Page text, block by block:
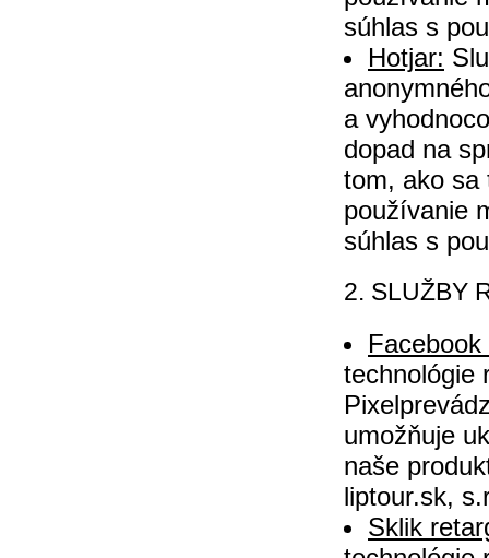
súhlas s
Hotjar:
a
dopad na
tom, ako sa
používanie
súhlas s
2. SLUŽBY
technológie
umožňuje
naše
liptour.sk,
Sklik